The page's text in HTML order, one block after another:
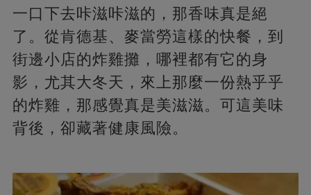
一口下去咔滋咔滋的，那香味真是絕
了。從肯德基、麥當勞這樣的快餐，到
街邊小店的炸雞攤，哪裡都有它的身
影，尤其大冬天，來上那麼一份熱乎乎
的炸雞，那感覺真是美滋滋。可這美味
背後，卻藏著健康風險。